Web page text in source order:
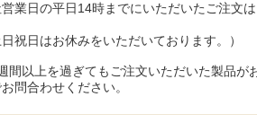
業日の平日14時までにいただいたご注文
日祝日はお休みをいただいております。）
間以上を過ぎてもご注文いただいた製品が
お問合わせください。